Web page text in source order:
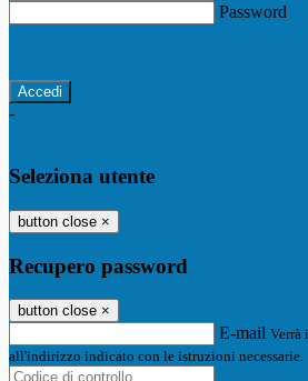
Password
-
Seleziona utente
button close ×
Recupero password
button close ×
E-mail Verrà
all'indirizzo indicato con le istruzioni necessarie.